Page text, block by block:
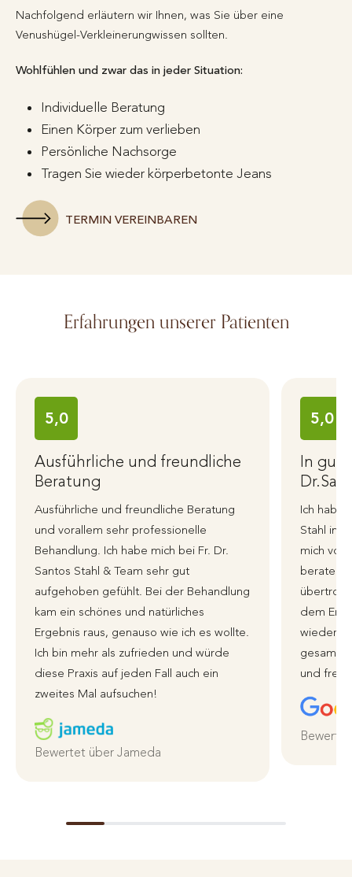
Nachfolgend erläutern wir Ihnen, was Sie über eine
Venushügel-Verkleinerungwissen sollten.
Wohlfühlen und zwar das in jeder Situation:
Individuelle Beratung
Einen Körper zum verlieben
Persönliche Nachsorge
Tragen Sie wieder körperbetonte Jeans
TERMIN VEREINBAREN
Erfahrungen unserer Patienten
5,0
Ausführliche und freundliche
Beratung
Ausführliche und freundliche Beratung
und vorallem sehr professionelle
Behandlung. Ich habe mich bei Fr. Dr.
Santos Stahl & Team sehr gut
aufgehoben gefühlt. Bei der Behandlung
kam ein schönes und natürliches
Ergebnis raus, genauso wie ich es wollte.
Ich bin mehr als zufrieden und würde
diese Praxis auf jeden Fall auch ein
zweites Mal aufsuchen!
Bewertet über Jameda
5,0
In
Ich habe
Stahl in
mich von
beraten
dem
wieder
gesamte
und